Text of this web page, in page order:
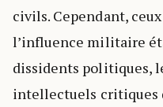
civils. Cependant,
l’influence militaire
dissidents politiques,
intellectuels critiques